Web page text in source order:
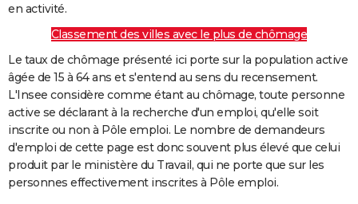
en activité.
Classement des villes avec le plus de chômage
Le taux de chômage présenté ici porte sur la population active
âgée de 15 à 64 ans et s'entend au sens du recensement.
L'Insee considère comme étant au chômage, toute personne
active se déclarant à la recherche d'un emploi, qu'elle soit
inscrite ou non à Pôle emploi. Le nombre de demandeurs
d'emploi de cette page est donc souvent plus élevé que celui
produit par le ministère du Travail, qui ne porte que sur les
personnes effectivement inscrites à Pôle emploi.